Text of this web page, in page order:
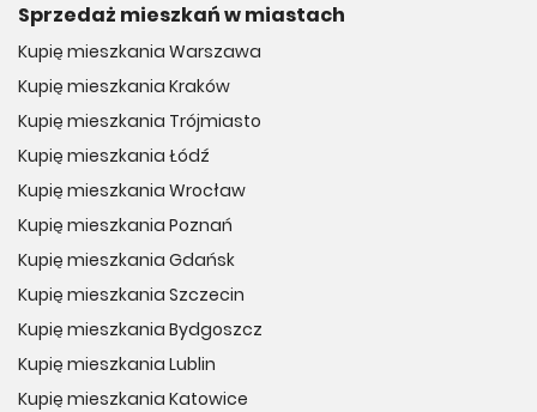
Sprzedaż mieszkań w miastach
Kupię mieszkania Warszawa
Kupię mieszkania Kraków
Kupię mieszkania Trójmiasto
Kupię mieszkania Łódź
Kupię mieszkania Wrocław
Kupię mieszkania Poznań
Kupię mieszkania Gdańsk
Kupię mieszkania Szczecin
Kupię mieszkania Bydgoszcz
Kupię mieszkania Lublin
Kupię mieszkania Katowice